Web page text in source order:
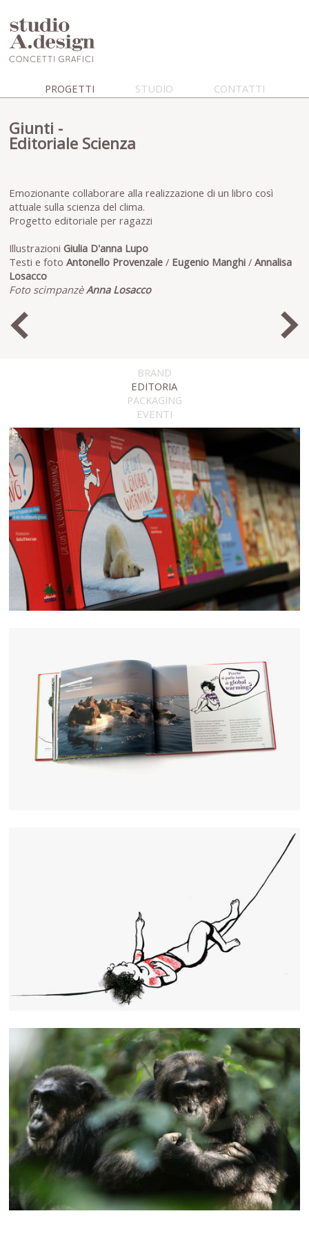
PROGETTI STUDIO CONTATTI
Giunti -
Editoriale Scienza
Emozionante collaborare alla realizzazione di un libro così
attuale sulla scienza del clima.
Progetto editoriale per ragazzi
IllustrazioniGiulia D'anna Lupo
Testi e fotoAntonello Provenzale / Eugenio Manghi /Annalisa
Losacco
Foto scimpanzèAnna Losacco
BRAND
EDITORIA
PACKAGING
EVENTI